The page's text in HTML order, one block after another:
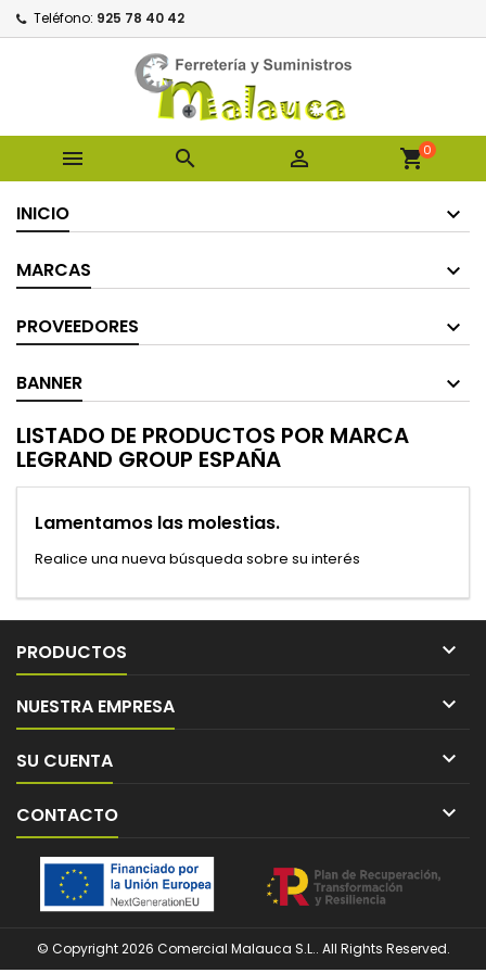
Teléfono: 925 78 40 42
   shopping_cart0
INICIO
MARCAS
PROVEEDORES
BANNER
LISTADO DE PRODUCTOS POR MARCA
LEGRAND GROUP ESPAÑA
Lamentamos las molestias.
Realice una nueva búsqueda sobre su interés
PRODUCTOS 
NUESTRA EMPRESA 
SU CUENTA 
CONTACTO 
© Copyright 2026 Comercial Malauca S.L.. All Rights Reserved.